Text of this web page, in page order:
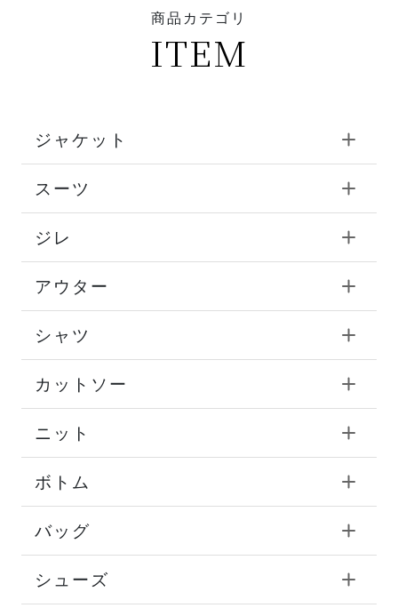
商品カテゴリ
ITEM
ジャケット
スーツ
ジレ
アウター
シャツ
カットソー
ニット
ボトム
バッグ
シューズ